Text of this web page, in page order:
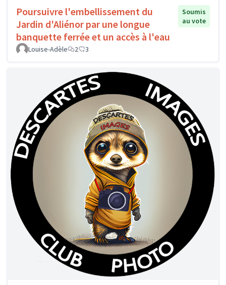
Poursuivre l'embellissement du
Jardin d'Aliénor par une longue
banquette ferrée et un accès à l'eau
Soumis
au vote
Louise-Adèle 2 3